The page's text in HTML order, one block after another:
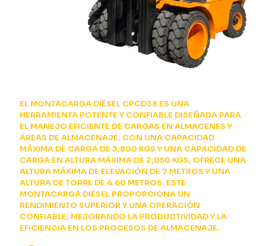
EL MONTACARGA DIÉSEL CPCD38 ES UNA
HERRAMIENTA POTENTE Y CONFIABLE DISEÑADA PARA
EL MANEJO EFICIENTE DE CARGAS EN ALMACENES Y
ÁREAS DE ALMACENAJE. CON UNA CAPACIDAD
MÁXIMA DE CARGA DE 3,800 KGS Y UNA CAPACIDAD DE
CARGA EN ALTURA MÁXIMA DE 2,050 KGS, OFRECE UNA
ALTURA MÁXIMA DE ELEVACIÓN DE 7 METROS Y UNA
ALTURA DE TORRE DE 4.60 METROS. ESTE
MONTACARGA DIÉSEL PROPORCIONA UN
RENDIMIENTO SUPERIOR Y UNA OPERACIÓN
CONFIABLE, MEJORANDO LA PRODUCTIVIDAD Y LA
EFICIENCIA EN LOS PROCESOS DE ALMACENAJE.